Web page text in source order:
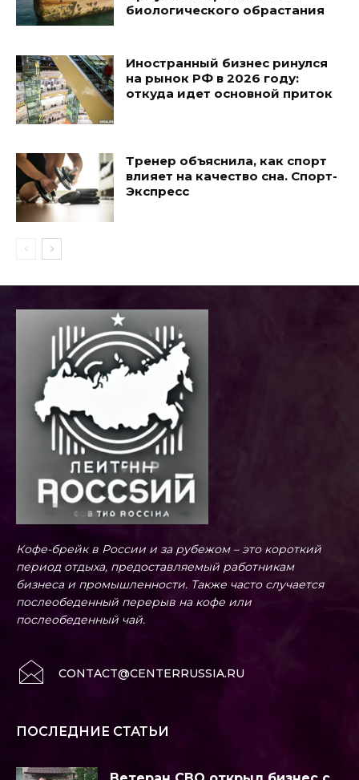
биологического обрастания
Иностранный бизнес ринулся
на рынок РФ в 2026 году:
откуда идет основной приток
Тренер объяснила, как спорт
влияет на качество сна. Спорт-
Экспресс
Кофе-брейк в России и за рубежом – это короткий
период отдыха, предоставляемый работникам
бизнеса и промышленности. Также часто случается
послеобеденный перерыв на кофе или
послеобеденный чай.
CONTACT@CENTERRUSSIA.RU
ПОСЛЕДНИЕ СТАТЬИ